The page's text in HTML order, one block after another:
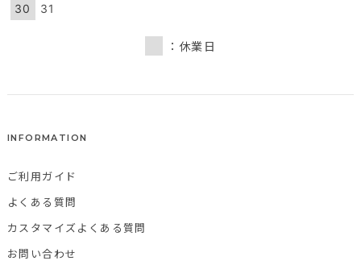
30
31
：休業日
INFORMATION
ご利用ガイド
よくある質問
カスタマイズよくある質問
お問い合わせ